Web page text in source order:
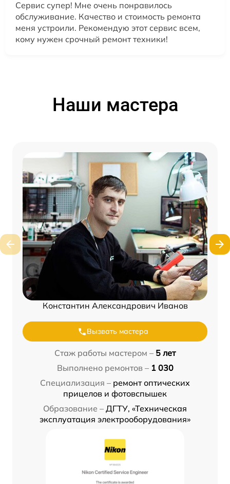
Сервис супер! Мне очень понравилось
обслуживание. Качество и стоимость ремонта
меня устроили. Рекомендую этот сервис всем,
кому нужен срочный ремонт техники!
Наши мастера
Константин Александрович Иванов
Вызвать мастера
Стаж работы мастером – 5 лет
Выполнено ремонтов – 1 030
Специализация – ремонт оптических
прицелов и фотовспышек
Образование – ДГТУ, «Техническая
эксплуатация электрооборудования»